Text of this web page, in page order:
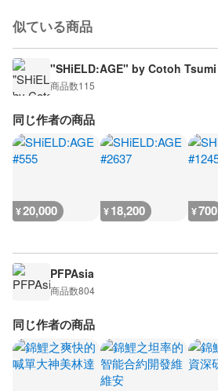
似ている商品
"SHiELD:AGE" by Cotoh Tsumi
商品数115
同じ作者の商品
¥20,000 ¥18,200 ¥700
PFPAsia
商品数804
同じ作者の商品